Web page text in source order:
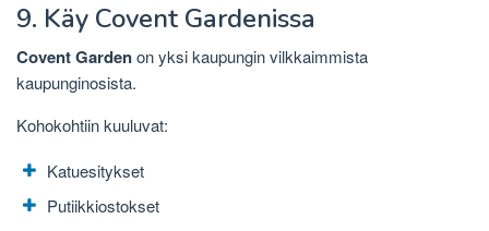
9. Käy Covent Gardenissa
Covent Gardenon yksi kaupungin vilkkaimmista
kaupunginosista.
Kohokohtiin kuuluvat:
Katuesitykset
Putiikkiostokset